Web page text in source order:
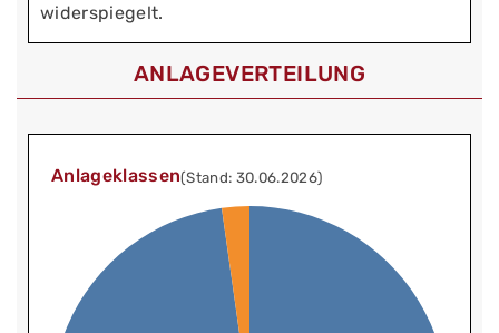
widerspiegelt.
ANLAGEVERTEILUNG
Anlageklassen(Stand: 30.06.2026)